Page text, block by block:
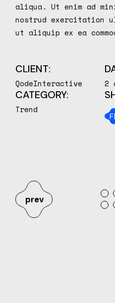
aliqua. Ut enim ad
nostrud exercitation
ut aliquip ex ea
CLIENT:
QodeInteractive 2
CATEGORY:
Trend
prev